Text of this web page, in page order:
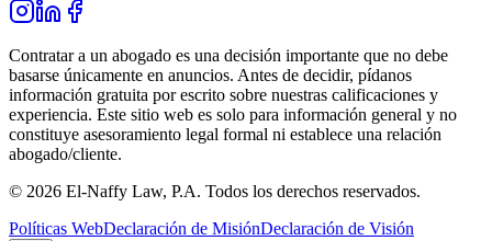
Contratar a un abogado es una decisión importante que no debe
basarse únicamente en anuncios. Antes de decidir, pídanos
información gratuita por escrito sobre nuestras calificaciones y
experiencia. Este sitio web es solo para información general y no
constituye asesoramiento legal formal ni establece una relación
abogado/cliente.
© 2026 El-Naffy Law, P.A. Todos los derechos reservados.
Políticas WebDeclaración de MisiónDeclaración de Visión